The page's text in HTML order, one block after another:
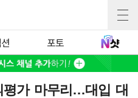
포토
평가 마무리…대입 대